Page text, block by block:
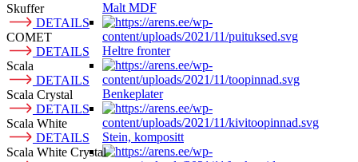
Malt MDF
Heltre fronter
Benkeplater
Stein, kompositt
Skuffer
DETAILS
COMET
DETAILS
Scala
DETAILS
Scala Crystal
DETAILS
Scala White
DETAILS
Scala White Crystal